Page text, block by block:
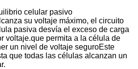
celular pasivo
su voltaje máximo, el circuito
pasiva desvía el exceso de carga
voltaje.que permita a la célula de
un nivel de voltaje seguroEste
que todas las células alcanzan un